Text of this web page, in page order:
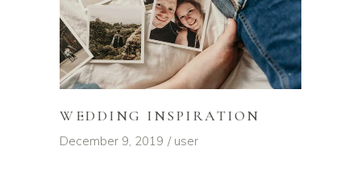
WEDDING INSPIRATION
December 9, 2019 user